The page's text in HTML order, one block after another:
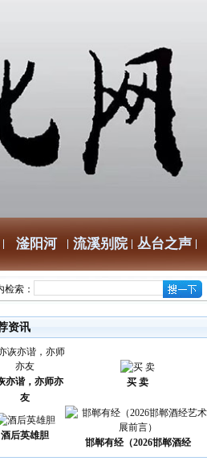
滏阳河 流溪别院 丛台之声
检索：
资讯
亦谐，亦师亦
友
买 卖
酒后英雄胆
邯郸有经（2026邯郸酒经